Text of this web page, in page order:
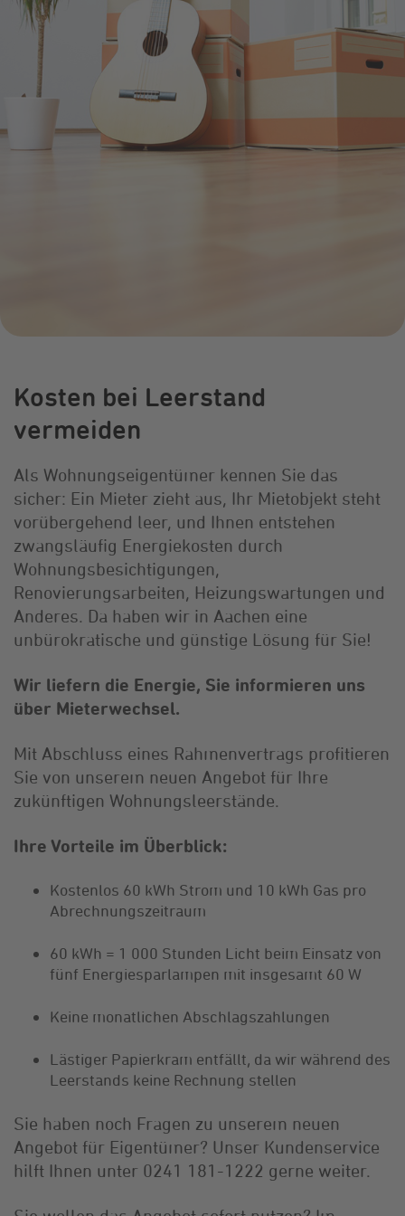
Elektromobilität
Online-
Online-Service
Umzugsservice
Energieberatung
Energiefragen
Kündigung
Wärmestrom
Treue-Bonus
Kosten bei Leerstand
vermeiden
Als Wohnungseigentümer kennen Sie das
sicher: Ein Mieter zieht aus, Ihr Mietobjekt steht
vorübergehend leer, und Ihnen entstehen
zwangsläufig Energiekosten durch
Wohnungsbesichtigungen,
Renovierungsarbeiten, Heizungswartungen und
Anderes. Da haben wir in Aachen eine
unbürokratische und günstige Lösung für Sie!
Wir liefern die Energie, Sie informieren uns
über Mieterwechsel.
Mit Abschluss eines Rahmenvertrags profitieren
Sie von unserem neuen Angebot für Ihre
zukünftigen Wohnungsleerstände.
Ihre Vorteile im Überblick:
Kostenlos 60 kWh Strom und 10 kWh Gas pro
Abrechnungszeitraum
60 kWh = 1 000 Stunden Licht beim Einsatz von
fünf Energiesparlampen mit insgesamt 60 W
Keine monatlichen Abschlagszahlungen
Lästiger Papierkram entfällt, da wir während des
Leerstands keine Rechnung stellen
Sie haben noch Fragen zu unserem neuen
Angebot für Eigentümer? Unser Kundenservice
hilft Ihnen unter 0241 181-1222 gerne weiter.